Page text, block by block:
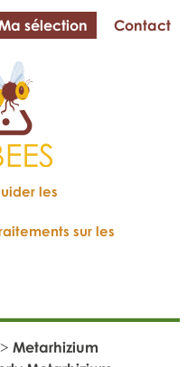
sélection Contact
les
sur les
> Metarhizium